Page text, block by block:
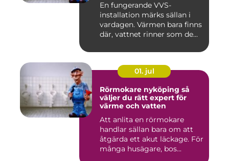
En fungerande VVS-
installation märks sällan i
vardagen. Värmen bara finns
där, vattnet rinner som de...
01. jul
Rörmokare nyköping så
väljer du rätt expert för
värme och vatten
Att anlita en rörmokare
handlar sällan bara om att
åtgärda ett akut läckage. För
många husägare, bos...